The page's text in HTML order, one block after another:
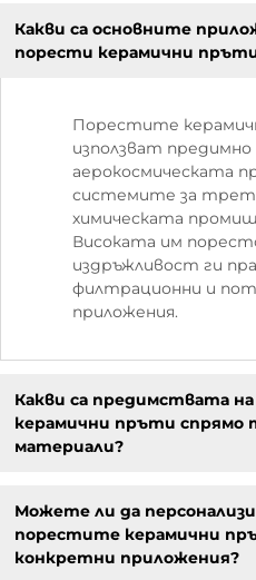
Какви са основните
порести керамични
Порестите
използват предимно
аерокосмическата
системите за
химическата
Високата им
издръжливост ги
филтрационни и
приложения.
Какви са предимствата
керамични пръти спрямо
материали?
Можете ли да
порестите керамични
конкретни приложения?